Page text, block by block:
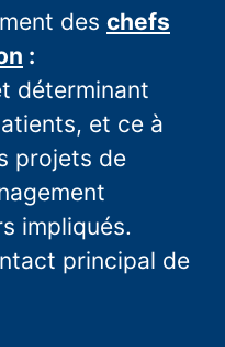
des chefs
:
déterminant
et ce à
projets de
impliqués.
principal de